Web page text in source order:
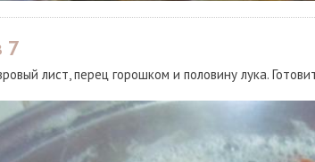
7
лист, перец горошком и половину лука.